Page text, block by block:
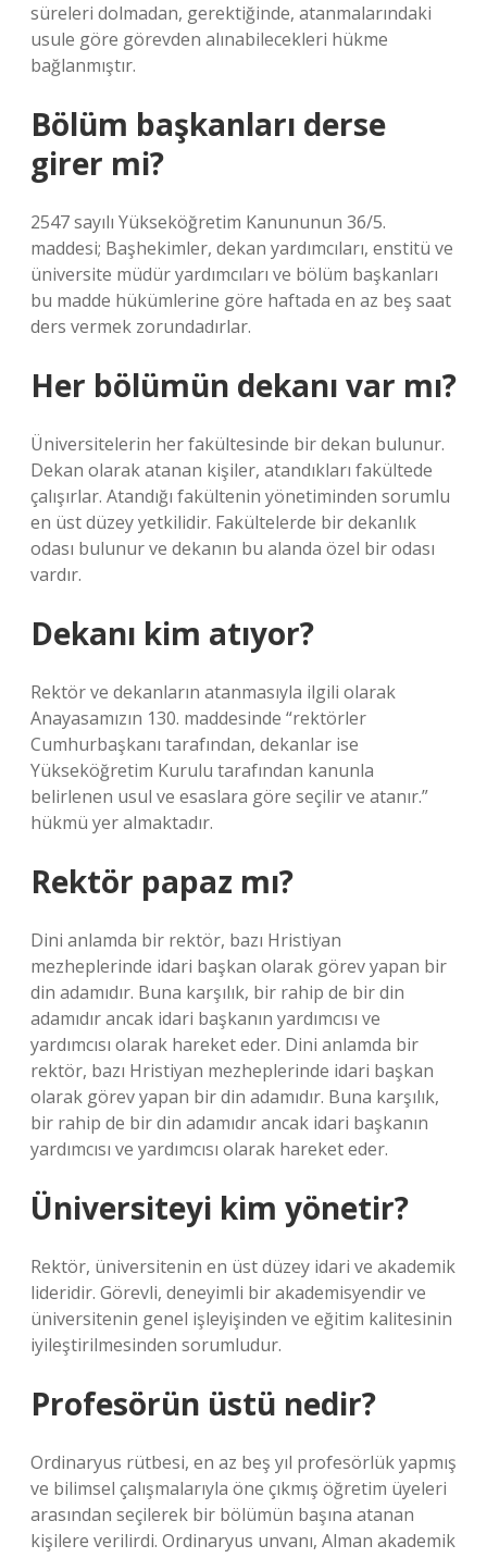
süreleri dolmadan, gerektiğinde, atanmalarındaki
usule göre görevden alınabilecekleri hükme
bağlanmıştır.
Bölüm başkanları derse
girer mi?
2547 sayılı Yükseköğretim Kanununun 36/5.
maddesi; Başhekimler, dekan yardımcıları, enstitü ve
üniversite müdür yardımcıları ve bölüm başkanları
bu madde hükümlerine göre haftada en az beş saat
ders vermek zorundadırlar.
Her bölümün dekanı var mı?
Üniversitelerin her fakültesinde bir dekan bulunur.
Dekan olarak atanan kişiler, atandıkları fakültede
çalışırlar. Atandığı fakültenin yönetiminden sorumlu
en üst düzey yetkilidir. Fakültelerde bir dekanlık
odası bulunur ve dekanın bu alanda özel bir odası
vardır.
Dekanı kim atıyor?
Rektör ve dekanların atanmasıyla ilgili olarak
Anayasamızın 130. maddesinde “rektörler
Cumhurbaşkanı tarafından, dekanlar ise
Yükseköğretim Kurulu tarafından kanunla
belirlenen usul ve esaslara göre seçilir ve atanır.”
hükmü yer almaktadır.
Rektör papaz mı?
Dini anlamda bir rektör, bazı Hristiyan
mezheplerinde idari başkan olarak görev yapan bir
din adamıdır. Buna karşılık, bir rahip de bir din
adamıdır ancak idari başkanın yardımcısı ve
yardımcısı olarak hareket eder. Dini anlamda bir
rektör, bazı Hristiyan mezheplerinde idari başkan
olarak görev yapan bir din adamıdır. Buna karşılık,
bir rahip de bir din adamıdır ancak idari başkanın
yardımcısı ve yardımcısı olarak hareket eder.
Üniversiteyi kim yönetir?
Rektör, üniversitenin en üst düzey idari ve akademik
lideridir. Görevli, deneyimli bir akademisyendir ve
üniversitenin genel işleyişinden ve eğitim kalitesinin
iyileştirilmesinden sorumludur.
Profesörün üstü nedir?
Ordinaryus rütbesi, en az beş yıl profesörlük yapmış
ve bilimsel çalışmalarıyla öne çıkmış öğretim üyeleri
arasından seçilerek bir bölümün başına atanan
kişilere verilirdi. Ordinaryus unvanı, Alman akademik